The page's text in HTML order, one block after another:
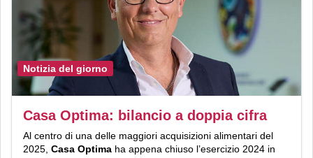
Notizia del giorno
Casa Optima: bilancio a doppia cifra
Al centro di una delle maggiori acquisizioni alimentari del
2025, Casa Optima ha appena chiuso l’esercizio 2024 in